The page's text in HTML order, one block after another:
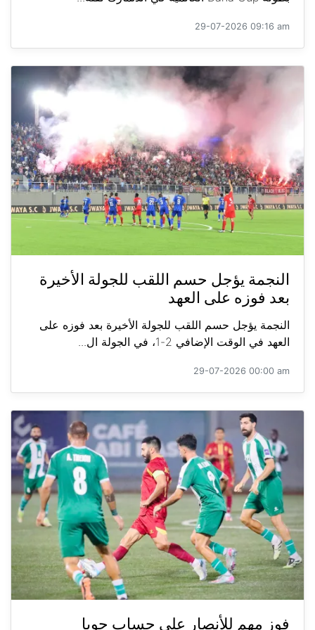
29-07-2026 09:16 am
النجمة يؤجل حسم اللقب للجولة الأخيرة
بعد فوزه على العهد
النجمة يؤجل حسم اللقب للجولة الأخيرة بعد فوزه على
العهد في الوقت الإضافي 2-1، في الجولة ال...
29-07-2026 00:00 am
فوز مهم للأنصار على حساب جويا